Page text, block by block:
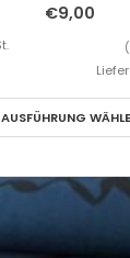
€9,00
(
AUSFÜHRUNG